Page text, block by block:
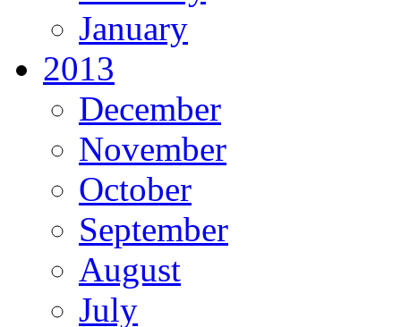
January
2013
December
November
October
September
August
July